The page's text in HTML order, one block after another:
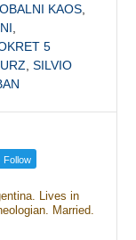
KAOS
5
,SILVIO
Follow
Lives in
Married.